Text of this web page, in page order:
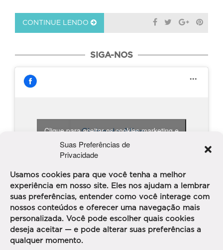
Suas Preferências de
Privacidade
Usamos cookies para que você tenha a melhor
experiência em nosso site. Eles nos ajudam a lembrar
suas preferências, entender como você interage com
nossos conteúdos e oferecer uma navegação mais
personalizada. Você pode escolher quais cookies
deseja aceitar — e pode alterar suas preferências a
qualquer momento.
CONTINUE LENDO
SIGA-NOS
Clube da Alice
Clique para aceitar os cookies marketing e
ativar este conteúdo
PUBLICIDADE